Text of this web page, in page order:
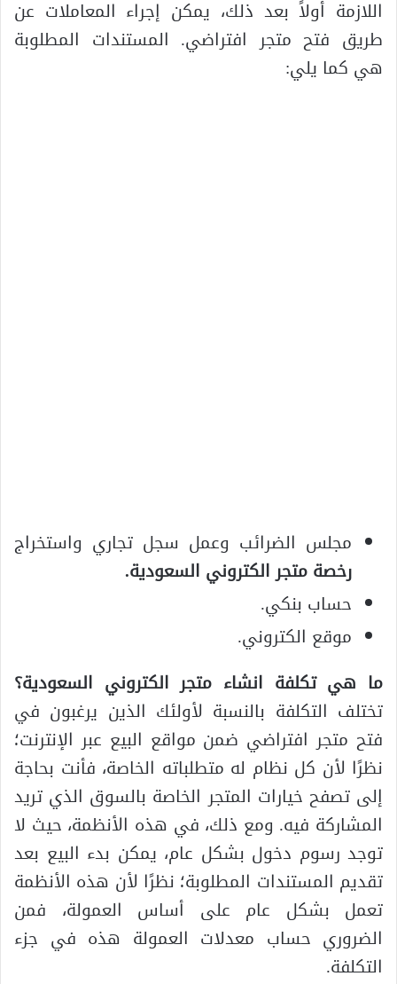
اللازمة أولاً بعد ذلك، يمكن إجراء المعاملات عن
طريق فتح متجر افتراضي. المستندات المطلوبة
هي كما يلي:
مجلس الضرائب وعمل سجل تجاري واستخراج
رخصة متجر الكتروني السعودية.
حساب بنكي.
موقع الكتروني.
ما هي تكلفة انشاء متجر الكتروني السعودية؟
تختلف التكلفة بالنسبة لأولئك الذين يرغبون في
فتح متجر افتراضي ضمن مواقع البيع عبر الإنترنت؛
نظرًا لأن كل نظام له متطلباته الخاصة، فأنت بحاجة
إلى تصفح خيارات المتجر الخاصة بالسوق الذي تريد
المشاركة فيه. ومع ذلك، في هذه الأنظمة، حيث لا
توجد رسوم دخول بشكل عام، يمكن بدء البيع بعد
تقديم المستندات المطلوبة؛ نظرًا لأن هذه الأنظمة
تعمل بشكل عام على أساس العمولة، فمن
الضروري حساب معدلات العمولة هذه في جزء
التكلفة.